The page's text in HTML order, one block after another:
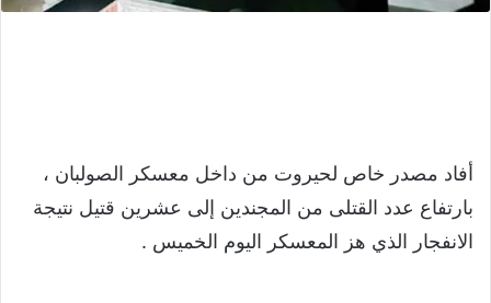
أفاد مصدر خاص لحيروت من داخل معسكر الصولبان ،
بارتفاع عدد القتلى من المجندين إلى عشرين قتيل نتيجة
الانفجار الذي هز المعسكر اليوم الخميس .